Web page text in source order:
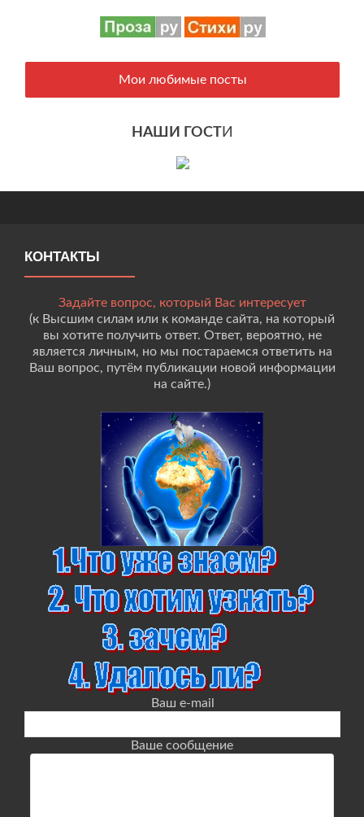
Мои любимые посты
НАШИ ГОСТИ
КОНТАКТЫ
Задайте вопрос, который Вас интересует
(к Высшим силам или к команде сайта, на который
вы хотите получить ответ. Ответ, вероятно, не
является личным, но мы постараемся ответить на
Ваш вопрос, путём публикации новой информации
на сайте.)
Ваш e-mail
Ваше сообщение